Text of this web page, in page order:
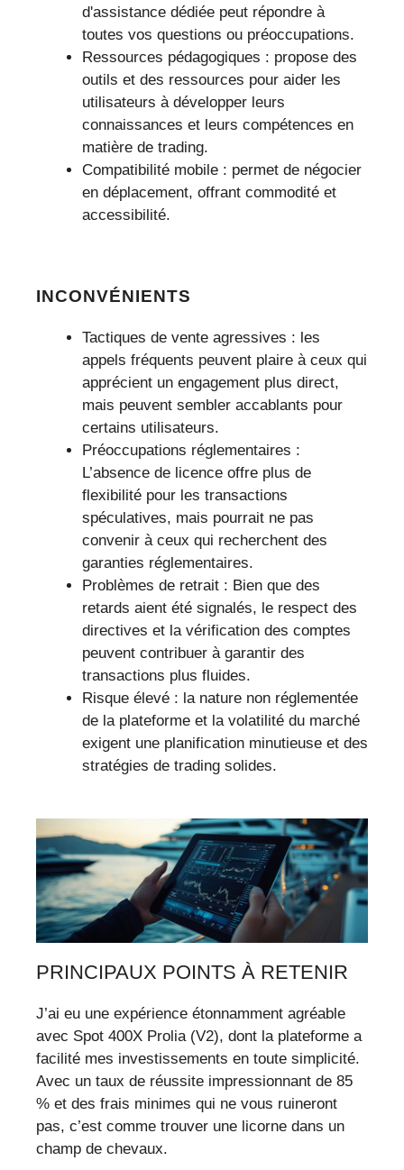
d'assistance dédiée peut répondre à
toutes vos questions ou préoccupations.
Ressources pédagogiques : propose des
outils et des ressources pour aider les
utilisateurs à développer leurs
connaissances et leurs compétences en
matière de trading.
Compatibilité mobile : permet de négocier
en déplacement, offrant commodité et
accessibilité.
INCONVÉNIENTS
Tactiques de vente agressives : les
appels fréquents peuvent plaire à ceux qui
apprécient un engagement plus direct,
mais peuvent sembler accablants pour
certains utilisateurs.
Préoccupations réglementaires :
L’absence de licence offre plus de
flexibilité pour les transactions
spéculatives, mais pourrait ne pas
convenir à ceux qui recherchent des
garanties réglementaires.
Problèmes de retrait : Bien que des
retards aient été signalés, le respect des
directives et la vérification des comptes
peuvent contribuer à garantir des
transactions plus fluides.
Risque élevé : la nature non réglementée
de la plateforme et la volatilité du marché
exigent une planification minutieuse et des
stratégies de trading solides.
PRINCIPAUX POINTS À RETENIR
J’ai eu une expérience étonnamment agréable
avec Spot 400X Prolia (V2), dont la plateforme a
facilité mes investissements en toute simplicité.
Avec un taux de réussite impressionnant de 85
% et des frais minimes qui ne vous ruineront
pas, c’est comme trouver une licorne dans un
champ de chevaux.